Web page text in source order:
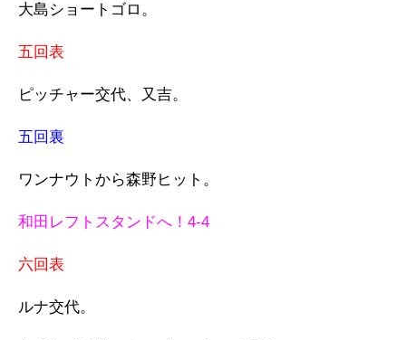
大島ショートゴロ。
五回表
ピッチャー交代、又吉。
五回裏
ワンナウトから森野ヒット。
和田レフトスタンドへ！4-4
六回表
ルナ交代。